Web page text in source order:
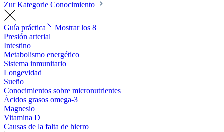
Zur Kategorie Conocimiento
Guía práctica
Mostrar los 8
Presión arterial
Intestino
Metabolismo energético
Sistema inmunitario
Longevidad
Sueño
Conocimientos sobre micronutrientes
Ácidos grasos omega-3
Magnesio
Vitamina D
Causas de la falta de hierro